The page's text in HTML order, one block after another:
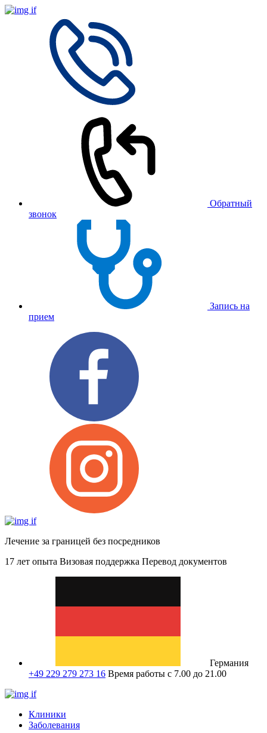
Обратный
звонок
Запись на
прием
Лечение за границей без посредников
17 лет опыта Визовая поддержка Перевод документов
Германия
+49 229 279 273 16 Время работы с 7.00 до 21.00
Клиники
Заболевания